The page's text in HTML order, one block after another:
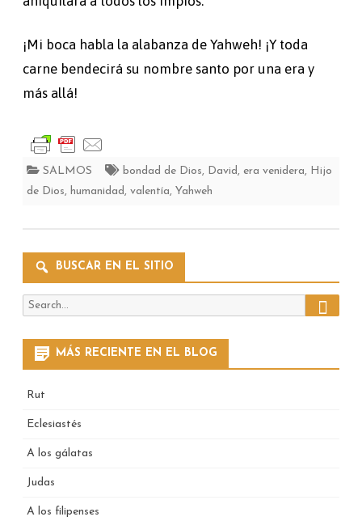
¡Mi boca habla la alabanza de Yahweh! ¡Y toda
carne bendecirá su nombre santo por una era y
más allá!
SALMOS bondad de Dios, David , era venidera, Hijo
de Dios, humanidad , valentía, Yahweh
BUSCAR EN EL SITIO
Search
Search
MÁS RECIENTE EN EL BLOG
Rut
Eclesiastés
A los gálatas
Judas
A los filipenses